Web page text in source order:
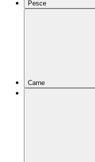
Pesce
Carne